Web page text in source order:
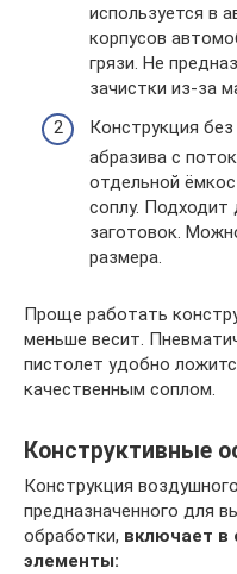
используется в
корпусов
грязи. Не
зачистки из-за
Конструкция
абразива с
отдельной
соплу. Подходит
заготовок.
размера.
Проще работать
меньше весит.
пистолет удобно
качественным соплом.
Конструктивные
Конструкция
предназначенного для
обработки, включает в
элементы: